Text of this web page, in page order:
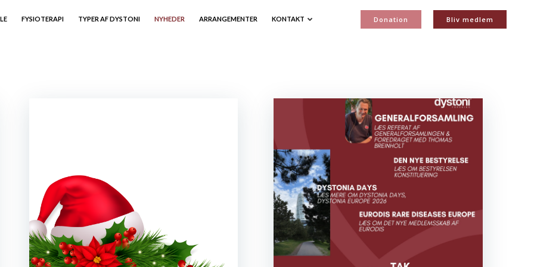
FYSIOTERAPI TYPER AF DYSTONI NYHEDER ARRANGEMENTER KONTAKT Donation Bliv medlem